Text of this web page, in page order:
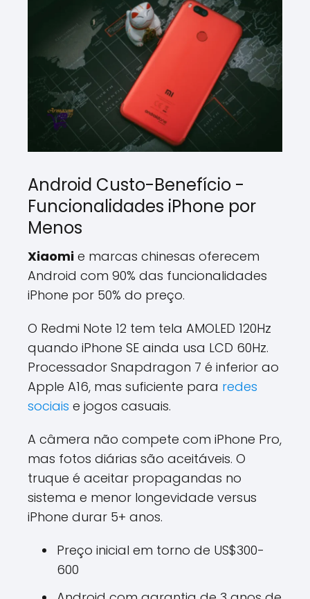
Android Custo-Benefício -
Funcionalidades iPhone por
Menos
Xiaomi e marcas chinesas oferecem
Android com 90% das funcionalidades
iPhone por 50% do preço.
O Redmi Note 12 tem tela AMOLED 120Hz
quando iPhone SE ainda usa LCD 60Hz.
Processador Snapdragon 7 é inferior ao
Apple A16, mas suficiente para redes
sociais e jogos casuais.
A câmera não compete com iPhone Pro,
mas fotos diárias são aceitáveis. O
truque é aceitar propagandas no
sistema e menor longevidade versus
iPhone durar 5+ anos.
Preço inicial em torno de US$300-
600